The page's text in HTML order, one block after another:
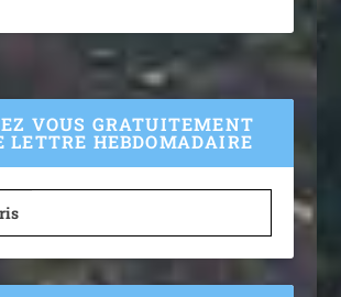
VOUS GRATUITEMENT
LETTRE HEBDOMADAIRE